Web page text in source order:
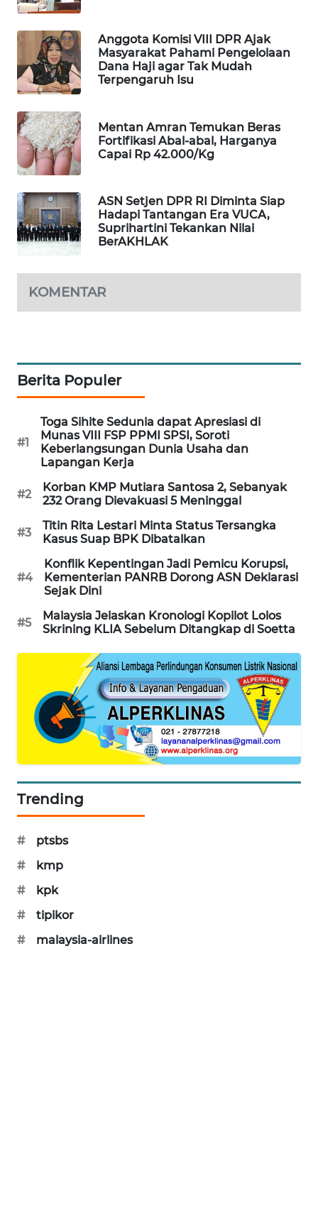
Anggota Komisi VIII DPR Ajak
Masyarakat Pahami Pengelolaan
Dana Haji agar Tak Mudah
Terpengaruh Isu
Mentan Amran Temukan Beras
Fortifikasi Abal-abal, Harganya
Capai Rp 42.000/Kg
ASN Setjen DPR RI Diminta Siap
Hadapi Tantangan Era VUCA,
Suprihartini Tekankan Nilai
BerAKHLAK
KOMENTAR
Berita Populer
#1
Toga Sihite Sedunia dapat Apresiasi di
Munas VIII FSP PPMI SPSI, Soroti
Keberlangsungan Dunia Usaha dan
Lapangan Kerja
#2
Korban KMP Mutiara Santosa 2, Sebanyak
232 Orang Dievakuasi 5 Meninggal
#3
Titin Rita Lestari Minta Status Tersangka
Kasus Suap BPK Dibatalkan
#4
Konflik Kepentingan Jadi Pemicu Korupsi,
Kementerian PANRB Dorong ASN Deklarasi
Sejak Dini
#5
Malaysia Jelaskan Kronologi Kopilot Lolos
Skrining KLIA Sebelum Ditangkap di Soetta
Trending
#
ptsbs
#
kmp
#
kpk
#
tipikor
#
malaysia-airlines
UMKM
WAHANA
SELEB
WAHANA
PERSONA
OTOMOTIF
WAHANA
HEALTH
WAHANA
DESA
WISATA
WAHANA
Network
KONSUMEN
LISTRIK
MASYARAKAT
KELISTRIKAN
WALINKI
ID
MAWAKA
ID
PLN
WATCH
LPKKI
LKKI
KOPEKLIN
PORTAL
KONSUMEN